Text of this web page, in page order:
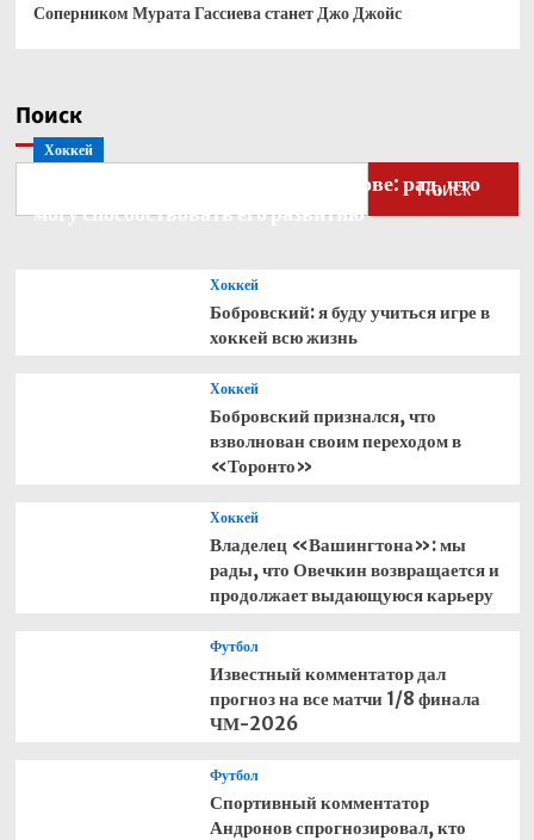
Соперником Мурата Гассиева станет Джо Джойс
Поиск
Поиск
Хоккей
Бобровский — о голкипере Ахтямове: рад, что
могу способствовать его развитию
Хоккей
Бобровский: я буду учиться игре в
хоккей всю жизнь
Хоккей
Бобровский признался, что
взволнован своим переходом в
«Торонто»
Хоккей
Владелец «Вашингтона»: мы
рады, что Овечкин возвращается и
продолжает выдающуюся карьеру
Футбол
Известный комментатор дал
прогноз на все матчи 1/8 финала
ЧМ-2026
Футбол
Спортивный комментатор
Андронов спрогнозировал, кто